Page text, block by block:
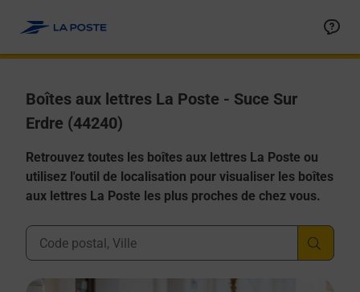
Boîtes aux lettres La Poste - Suce Sur
Erdre (44240)
Retrouvez toutes les boîtes aux lettres La Poste ou
utilisez l'outil de localisation pour visualiser les boîtes
aux lettres La Poste les plus proches de chez vous.
Ville, Département, Code Postal